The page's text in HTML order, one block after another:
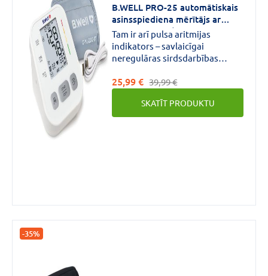
€ līdz €
Zīmols
MICROLIFE
B.WELL PRO-25 automātiskais
asinsspiediena mērītājs ar
3AVG tehnoloģiju N1
Tam ir arī pulsa aritmijas
indikators – savlaicīgai
neregulāras sirdsdarbības
asinsspiediena klasifikācijas
skala – vieglākai mērījumu
rezultātu interpretācijai. B.
25,99 € 39,99 €
SKATĪT PRODUKTU
-35%